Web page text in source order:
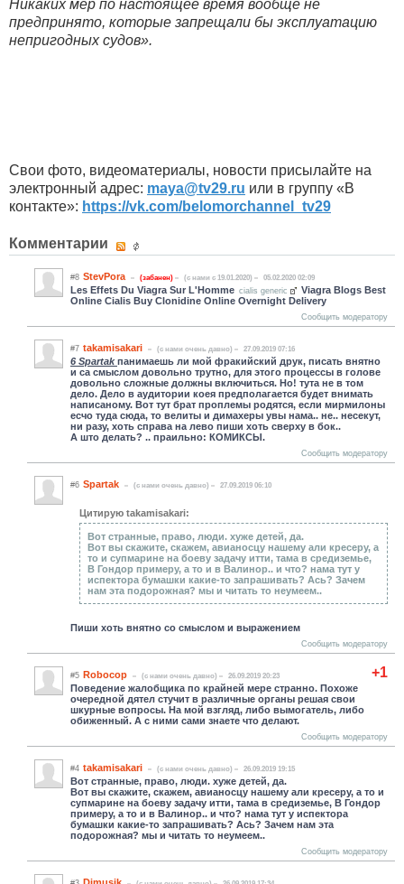
Никаких мер по настоящее время вообще не
предпринято, которые запрещали бы эксплуатацию
непригодных судов».
Свои фото, видеоматериалы, новости присылайте на
электронный адрес: maya​@​tv29.ru или в группу «В
контакте»: https://vk.com/belomorchannel_tv29
Комментарии
#8 StevPora (забанен) (c нами с 19.01.2020) 05.02.2020 02:09
Les Effets Du Viagra Sur L'Homme cialis generic
Viagra Blogs Best
Online Cialis Buy Clonidine Online Overnight Delivery
Сообщить модератору
#7 takamisakari (c нами очень давно) 27.09.2019 07:16
6 Spartakпанимаешь ли мой фракийский друк, писать внятно
и са смыслом довольно трутно, для этого процессы в голове
довольно сложные должны включиться. Но! тута не в том
дело. Дело в аудитории коея предполагается будет внимать
написаному. Вот тут брат проплемы родятся, если мирмилоны
есчо туда сюда, то велиты и димахеры увы нама.. не.. несекут,
ни разу, хоть справа на лево пиши хоть сверху в бок..
А што делать? .. праильно: КОМИКСЫ.
Сообщить модератору
#6 Spartak (c нами очень давно) 27.09.2019 06:10
Цитирую takamisakari:
Вот странные, право, люди. хуже детей, да.
Вот вы скажите, скажем, авианосцу нашему али кресеру, а
то и супмарине на боеву задачу итти, тама в средиземье,
В Гондор примеру, а то и в Валинор.. и что? нама тут у
испектора бумашки какие-то запрашивать? Ась? Зачем
нам эта подорожная? мы и читать то неумеем..
Пиши хоть внятно со смыслом и выражением
Сообщить модератору
+1
#5 Robocop (c нами очень давно) 26.09.2019 20:23
Поведение жалобщика по крайней мере странно. Похоже
очередной дятел стучит в различные органы решая свои
шкурные вопросы. На мой взгляд, либо вымогатель, либо
обиженный. А с ними сами знаете что делают.
Сообщить модератору
#4 takamisakari (c нами очень давно) 26.09.2019 19:15
Вот странные, право, люди. хуже детей, да.
Вот вы скажите, скажем, авианосцу нашему али кресеру, а то и
супмарине на боеву задачу итти, тама в средиземье, В Гондор
примеру, а то и в Валинор.. и что? нама тут у испектора
бумашки какие-то запрашивать? Ась? Зачем нам эта
подорожная? мы и читать то неумеем..
Сообщить модератору